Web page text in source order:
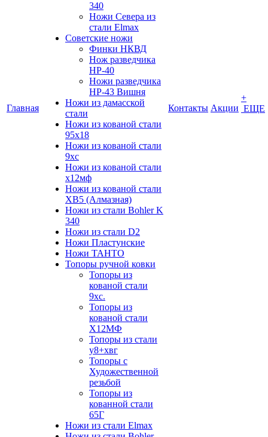
Главная
340
Ножи Севера из
стали Elmax
Советские ножи
Финки НКВД
Нож разведчика
НР-40
Ножи разведчика
НР-43 Вишня
Ножи из дамасской
стали
Ножи из кованой стали
95х18
Ножи из кованой стали
9хс
Ножи из кованой стали
х12мф
Ножи из кованой стали
ХВ5 (Алмазная)
Ножи из стали Bohler K
340
Ножи из стали D2
Ножи Пластунские
Ножи ТАНТО
Топоры ручной ковки
Топоры из
кованой стали
9хс.
Топоры из
кованой стали
Х12МФ
Топоры из стали
у8+хвг
Топоры с
Художественной
резьбой
Топоры из
кованной стали
65Г
Ножи из стали Elmax
Контакты Акции
+
ЕЩЕ